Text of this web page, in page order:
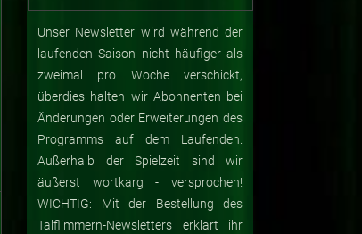
Unser Newsletter wird während der
laufenden Saison nicht häufiger als
zweimal pro Woche verschickt,
überdies halten wir Abonnenten bei
Änderungen oder Erweiterungen des
Programms auf dem Laufenden.
Außerhalb der Spielzeit sind wir
äußerst wortkarg - versprochen!
WICHTIG: Mit der Bestellung des
Talflimmern-Newsletters erklärt ihr